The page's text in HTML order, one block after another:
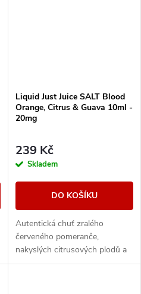
Liquid Just Juice SALT Blood
Orange, Citrus & Guava 10ml -
20mg
239 Kč
Skladem
DO KOŠÍKU
Autentická chuť zralého
červeného pomeranče,
nakyslých citrusových plodů a
tropické guavy.